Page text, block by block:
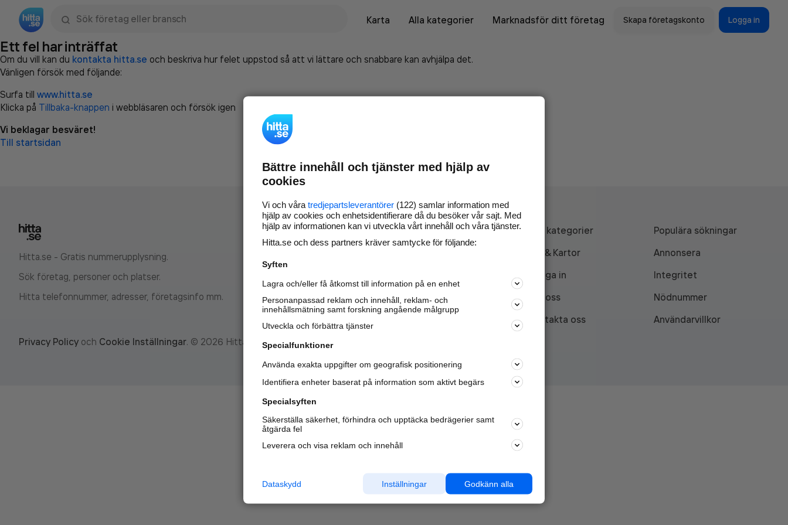
Karta
Alla kategorier Marknadsför ditt företag Skapa företagskonto Logga in
Ett fel har inträffat
Om du vill kan du kontakta hitta.se och beskriva hur felet uppstod så att vi lättare och snabbare kan avhjälpa det.
Vänligen försök med följande:
Surfa till www.hitta.se
Klicka på Tillbaka-knappen i webbläsaren och försök igen
Vi beklagar besväret!
Till startsidan
Hitta.se - Gratis nummerupplysning.
Sök företag, personer och platser.
Hitta telefonnummer, adresser, företagsinfo mm.
Marknadsför företaget på
nya kunder och
samarbetspartners nära dig.
Läs mer här
Alla kategorier
Populära sökningar
API & Kartor
Annonsera
Logga in
Integritet
Om oss
Nödnummer
Kontakta oss
Användarvillkor
Privacy Policy och Cookie Inställningar. © 2026 Hitta.se
Bättre innehåll och tjänster med hjälp av
cookies
Vi och våra tredjepartsleverantörer (122) samlar information med
hjälp av cookies och enhetsidentifierare då du besöker vår sajt. Med
hjälp av informationen kan vi utveckla vårt innehåll och våra tjänster.
Hitta.se och dess partners kräver samtycke för följande:
Syften
Lagra och/eller få åtkomst till information på en enhet
Personanpassad reklam och innehåll, reklam- och
innehållsmätning samt forskning angående målgrupp
Utveckla och förbättra tjänster
Specialfunktioner
Använda exakta uppgifter om geografisk positionering
Identifiera enheter baserat på information som aktivt begärs
Specialsyften
Säkerställa säkerhet, förhindra och upptäcka bedrägerier samt
åtgärda fel
Leverera och visa reklam och innehåll
Godkänn alla
Inställningar
Dataskydd